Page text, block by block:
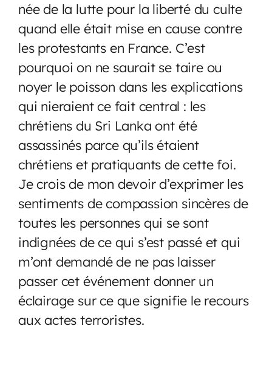
née de la lutte pour la liberté du culte
quand elle était mise en cause contre
les protestants en France. C’est
pourquoi on ne saurait se taire ou
noyer le poisson dans les explications
qui nieraient ce fait central : les
chrétiens du Sri Lanka ont été
assassinés parce qu’ils étaient
chrétiens et pratiquants de cette foi.
Je crois de mon devoir d’exprimer les
sentiments de compassion sincères de
toutes les personnes qui se sont
indignées de ce qui s’est passé et qui
m’ont demandé de ne pas laisser
passer cet événement donner un
éclairage sur ce que signifie le recours
aux actes terroristes.